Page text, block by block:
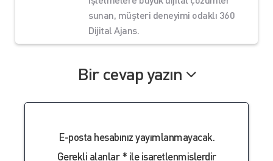
sunan, müşteri deneyimi odaklı 360
Dijital Ajans.
Bir cevap yazın
E-posta hesabınız yayımlanmayacak.
Gerekli alanlar* ile işaretlenmişlerdir